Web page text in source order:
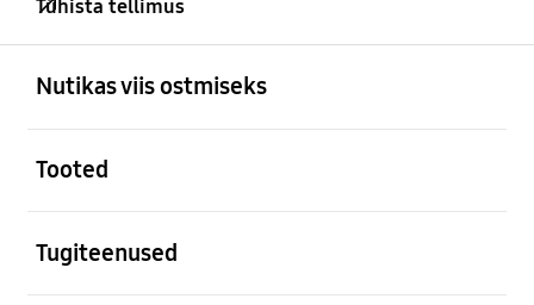
Tühista tellimus
Nutikas viis ostmiseks
Tooted
Tugiteenused